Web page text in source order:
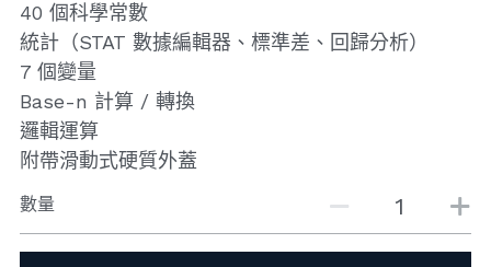
40 個科學常數
統計（STAT 數據編輯器、標準差、回歸分析）
7 個變量
Base-n 計算 / 轉換
邏輯運算
附帶滑動式硬質外蓋
數量